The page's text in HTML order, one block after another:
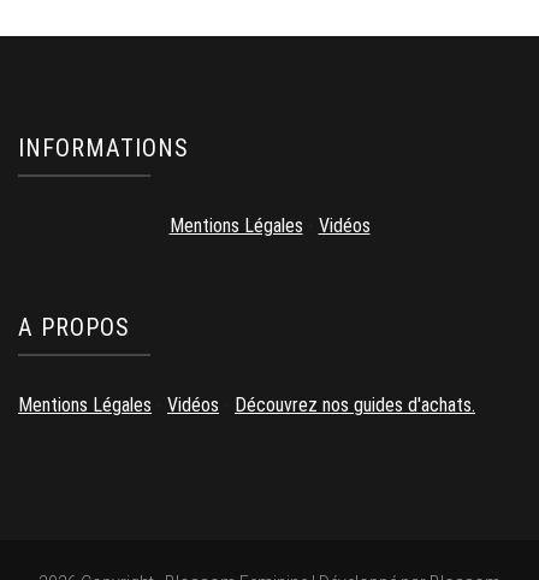
INFORMATIONS
Mentions Légales Vidéos
A PROPOS
Mentions Légales Vidéos Découvrez nos guides d'achats.